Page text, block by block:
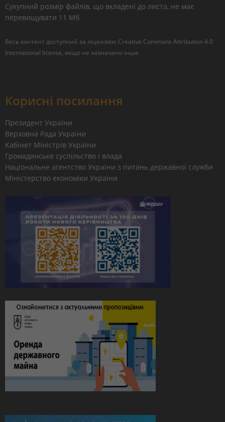
Сукупний розмір файлів, що вкладені до листа, не має
перевищувати 11 Мб
Весь контент доступний за ліцензією Creative Commons Attribution 4.0
International license, якщо не зазначено інше
Корисні посилання
Президент України
Верховна Рада України
Кабінет Міністрів України
Громадянське суспільство і влада
Національне агентство України з питань державної служби
Міністерство економіки України